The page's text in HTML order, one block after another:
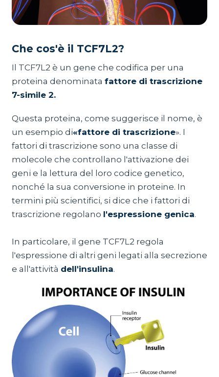
Che cos'è il TCF7L2?
Il TCF7L2 è un gene che codifica per una
proteina denominata fattore di trascrizione
7-simile 2.
Questa proteina, come suggerisce il nome, è
un esempio di«fattore di trascrizione». I
fattori di trascrizione sono una classe di
molecole che controllano l'attivazione dei
geni e la lettura del loro codice genetico,
nonché la sua conversione in proteine. In
termini più scientifici, si dice che i fattori di
trascrizione regolano l'espressione genica.
In particolare, il gene TCF7L2 regola
l'espressione di altri geni legati alla secrezione
e all'attività dell'insulina.